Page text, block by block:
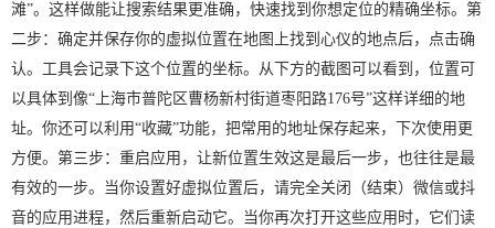
滩”。这样做能让搜索结果更准确，快速找到你想定位的精确坐标。第
二步：确定并保存你的虚拟位置在地图上找到心仪的地点后，点击确
认。工具会记录下这个位置的坐标。从下方的截图可以看到，位置可
以具体到像“上海市普陀区曹杨新村街道枣阳路176号”这样详细的地
址。你还可以利用“收藏”功能，把常用的地址保存起来，下次使用更
方便。第三步：重启应用，让新位置生效这是最后一步，也往往是最
有效的一步。当你设置好虚拟位置后，请完全关闭（结束）微信或抖
音的应用进程，然后重新启动它。当你再次打开这些应用时，它们读